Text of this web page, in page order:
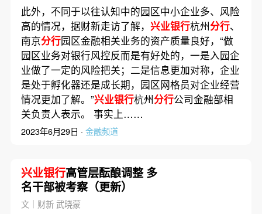
此外，不同于以往认知中的园区中小企业多、风险
高的情况，据财新走访了解， 兴业银行杭州分行、
南京分行园区金融相关业务的资产质量良好，“做
园区业务对银行风控反而是有好处的，一是入园企
业做了一定的风险把关；二是信息更加对称，企业
是处于孵化器还是成长期，园区网格员对企业经营
情况更加了解。”兴业银行杭州分行公司金融部相
关负责人表示。 事实上……
2023年6月29日 · 金融频道
兴业银行高管层酝酿调整 多
名干部被考察（更新）
文｜财新 武晓蒙